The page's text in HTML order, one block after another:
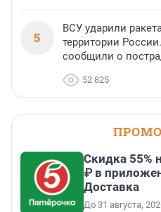
5
ВСУ ударили
территории
сообщили о
52 825
Скидка 55%
₽ в
Доставка
До 31 августа,